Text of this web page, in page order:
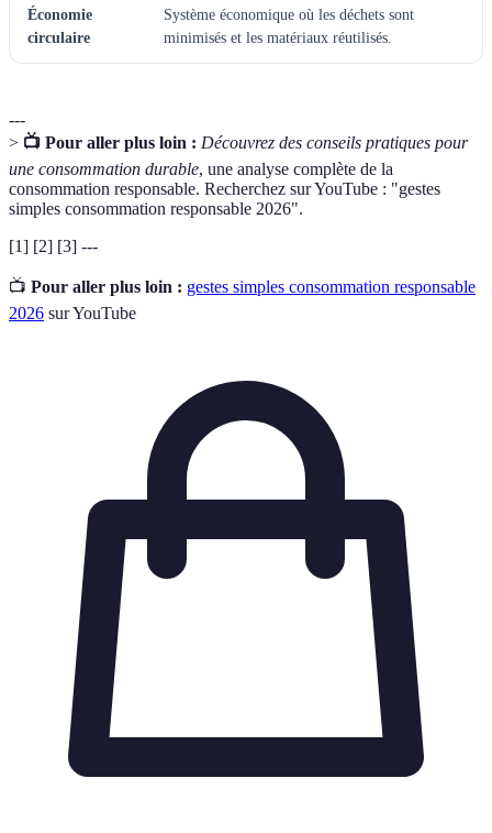
Économie
circulaire
Système économique où les déchets sont
minimisés et les matériaux réutilisés.
---
> 📺 Pour aller plus loin : Découvrez des conseils pratiques pour
une consommation durable, une analyse complète de la
consommation responsable. Recherchez sur YouTube : "gestes
simples consommation responsable 2026".
[1] [2] [3] ---
📺 Pour aller plus loin : gestes simples consommation responsable
2026 sur YouTube